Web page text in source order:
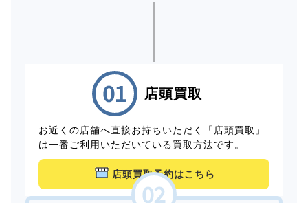
店頭買取
お近くの店舗へ直接お持ちいただく「店頭買取」
は一番ご利用いただいている買取方法です。
店頭買取予約はこちら